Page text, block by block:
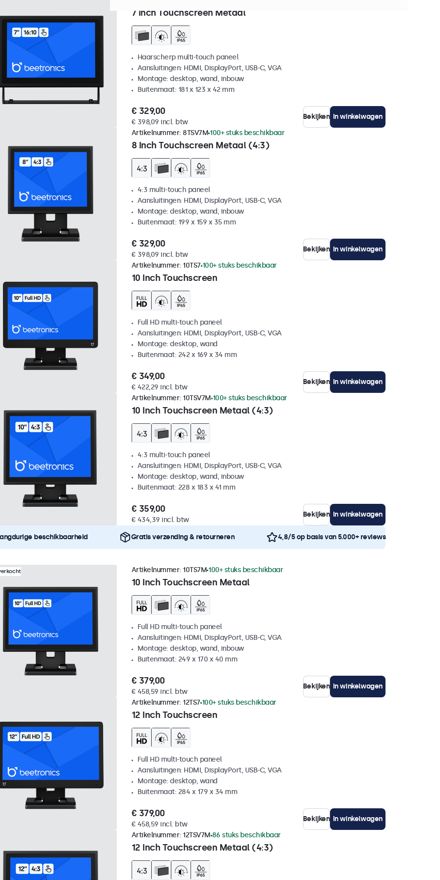
7 Inch Touchscreen Metaal
Haarscherp multi-touch paneel
Aansluitingen: HDMI, DisplayPort, USB-C, VGA
Montage: desktop, wand, inbouw
Buitenmaat: 181 x 123 x 42 mm
€ 329,00
€ 398,09 incl. btw
Bekijken In winkelwagen
8 Inch Touchscreen Metaal (4:3)
Artikelnummer: 8TSV7M 100+ stuks beschikbaar
4:3 multi-touch paneel
Aansluitingen: HDMI, DisplayPort, USB-C, VGA
Montage: desktop, wand, inbouw
Buitenmaat: 199 x 159 x 35 mm
€ 329,00
€ 398,09 incl. btw
Bekijken In winkelwagen
10 Inch Touchscreen
Artikelnummer: 10TS7 100+ stuks beschikbaar
Full HD multi-touch paneel
Aansluitingen: HDMI, DisplayPort, USB-C, VGA
Montage: desktop, wand
Buitenmaat: 242 x 169 x 34 mm
€ 349,00
€ 422,29 incl. btw
Bekijken In winkelwagen
10 Inch Touchscreen Metaal (4:3)
Artikelnummer: 10TSV7M 100+ stuks beschikbaar
4:3 multi-touch paneel
Aansluitingen: HDMI, DisplayPort, USB-C, VGA
Montage: desktop, wand, inbouw
Buitenmaat: 228 x 183 x 41 mm
€ 359,00
€ 434,39 incl. btw
Bekijken In winkelwagen
beschikbaarheid Gratis verzending & retourneren 4,8/5 op basis van 5.000+ reviews
10 Inch Touchscreen Metaal
Artikelnummer: 10TS7M 100+ stuks beschikbaar
Full HD multi-touch paneel
Aansluitingen: HDMI, DisplayPort, USB-C, VGA
Montage: desktop, wand, inbouw
Buitenmaat: 249 x 170 x 40 mm
€ 379,00
€ 458,59 incl. btw
Bekijken In winkelwagen
12 Inch Touchscreen
Artikelnummer: 12TS7 100+ stuks beschikbaar
Full HD multi-touch paneel
Aansluitingen: HDMI, DisplayPort, USB-C, VGA
Montage: desktop, wand
Buitenmaat: 284 x 179 x 34 mm
€ 379,00
€ 458,59 incl. btw
Bekijken In winkelwagen
12 Inch Touchscreen Metaal (4:3)
Artikelnummer: 12TSV7M 86 stuks beschikbaar